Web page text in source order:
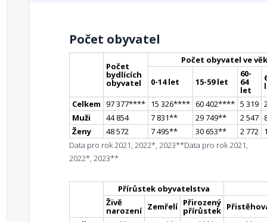
Počet obyvatel
Počet
bydlících
obyvatel
Počet obyvatel ve
0-14 let 15-59 let
60-
64
let
Celkem 97 377**** 15 326**** 60 402**** 5 319
Muži
44 854 7 831** 29 749** 2 547
Ženy
48 572 7 495** 30 653** 2 772
Data pro rok 2021, 2022*, 2023**Data pro rok 2021,
2022*, 2023**
Přírůstek obyvatelstva
Živě
narození Zemřelí Přirozený
přírůstek